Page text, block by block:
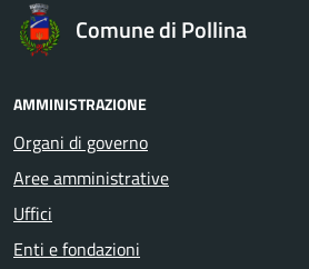
Comune di Pollina
AMMINISTRAZIONE
Organi di governo
Aree amministrative
Uffici
Enti e fondazioni